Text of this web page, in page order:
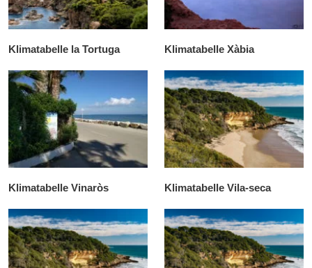
Klimatabelle la Tortuga Klimatabelle Xàbia
Klimatabelle Vinaròs Klimatabelle Vila-seca